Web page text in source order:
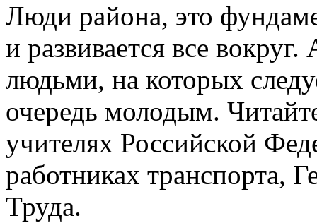
Люди района, это
и развивается все
людьми, на которых
очередь молодым.
учителях Российской
работниках транспорта,
Труда.